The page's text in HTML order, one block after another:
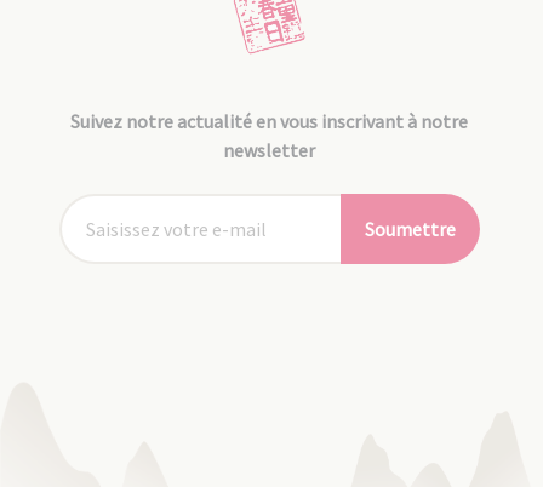
Suivez notre actualité en vous inscrivant à notre
newsletter
Soumettre